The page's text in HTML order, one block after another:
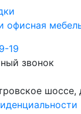
офисная
19
звонок
шоссе,